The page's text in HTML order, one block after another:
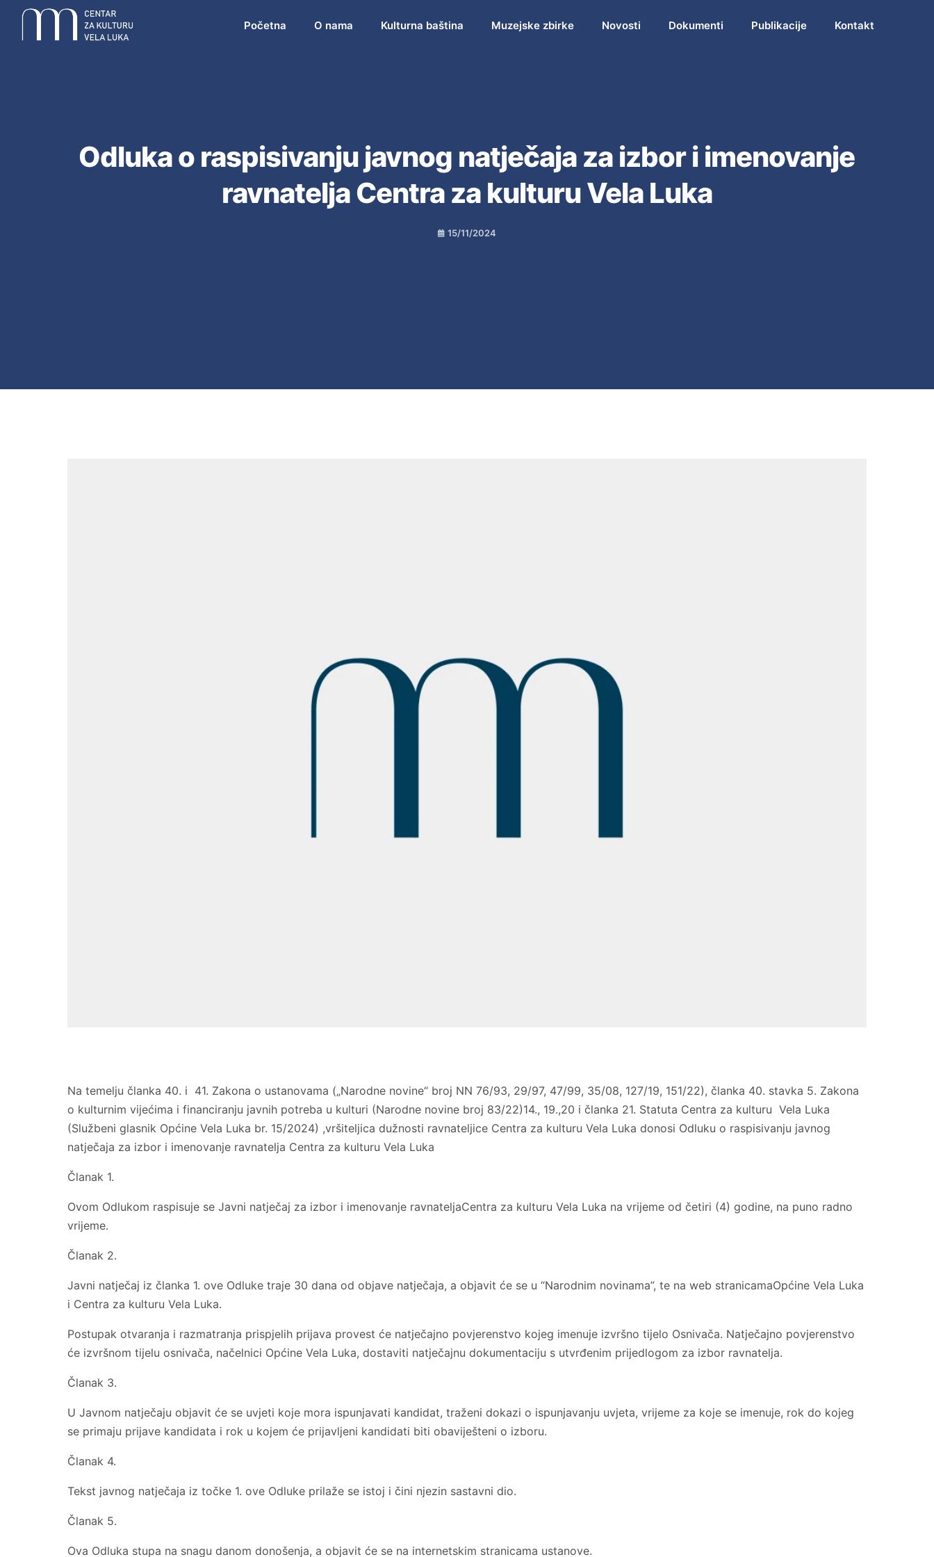
Početna O nama Kulturna baština Muzejske zbirke Novosti Dokumenti Publikacije Kontakt
Odluka o raspisivanju javnog natječaja za izbor i imenovanje
ravnatelja Centra za kulturu Vela Luka
15/11/2024
Na temelju članka 40. i 41. Zakona o ustanovama („Narodne novine“ broj NN 76/93, 29/97, 47/99, 35/08, 127/19, 151/22), članka 40. stavka 5. Zakona
o kulturnim vijećima i financiranju javnih potreba u kulturi (Narodne novine broj 83/22)14., 19.,20 i članka 21. Statuta Centra za kulturu Vela Luka
(Službeni glasnik Općine Vela Luka br. 15/2024) ,vršiteljica dužnosti ravnateljice Centra za kulturu Vela Luka donosi Odluku o raspisivanju javnog
natječaja za izbor i imenovanje ravnatelja Centra za kulturu Vela Luka
Članak 1.
Ovom Odlukom raspisuje se Javni natječaj za izbor i imenovanje ravnateljaCentra za kulturu Vela Luka na vrijeme od četiri (4) godine, na puno radno
vrijeme.
Članak 2.
Javni natječaj iz članka 1. ove Odluke traje 30 dana od objave natječaja, a objavit će se u “Narodnim novinama”, te na web stranicamaOpćine Vela Luka
i Centra za kulturu Vela Luka.
Postupak otvaranja i razmatranja prispjelih prijava provest će natječajno povjerenstvo kojeg imenuje izvršno tijelo Osnivača. Natječajno povjerenstvo
će izvršnom tijelu osnivača, načelnici Općine Vela Luka, dostaviti natječajnu dokumentaciju s utvrđenim prijedlogom za izbor ravnatelja.
Članak 3.
U Javnom natječaju objavit će se uvjeti koje mora ispunjavati kandidat, traženi dokazi o ispunjavanju uvjeta, vrijeme za koje se imenuje, rok do kojeg
se primaju prijave kandidata i rok u kojem će prijavljeni kandidati biti obaviješteni o izboru.
Članak 4.
Tekst javnog natječaja iz točke 1. ove Odluke prilaže se istoj i čini njezin sastavni dio.
Članak 5.
Ova Odluka stupa na snagu danom donošenja, a objavit će se na internetskim stranicama ustanove.